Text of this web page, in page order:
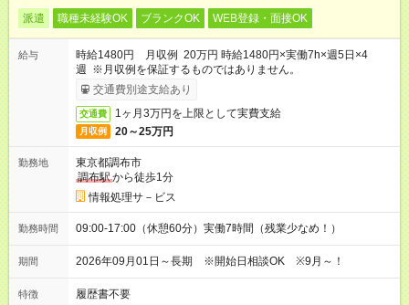
派遣 職種未経験OK ブランクOK WEB登録・面接OK
給与
時給1480円 月収例 20万円 時給1480円×実働7h×週5日×4
週 ※月収例を保証するものではありません。
交通費別途支給あり
交通費 1ヶ月3万円を上限として実費支給
月収例 20～25万円
勤務地
東京都調布市
調布駅から徒歩1分
情報処理サ－ビス
勤務時間 09:00-17:00（休憩60分）実働7時間（残業少なめ！）
期間 2026年09月01日～長期 ※開始日相談OK ※9月～！
特徴 履歴書不要